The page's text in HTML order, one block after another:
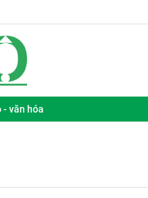
- văn hóa